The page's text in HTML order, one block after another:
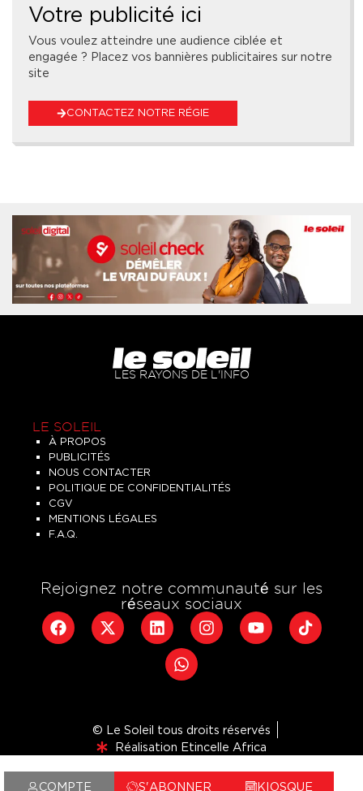
COMPTE S'ABONNER KIOSQUE
Votre publicité ici
Vous voulez atteindre une audience ciblée et
engagée ? Placez vos bannières publicitaires sur notre
site
CONTACTEZ NOTRE RÉGIE
LES RAYONS DE L'INFO
LE SOLEIL
À PROPOS
PUBLICITÉS
NOUS CONTACTER
POLITIQUE DE CONFIDENTIALITÉS
CGV
MENTIONS LÉGALES
F.A.Q.
Rejoignez notre communauté sur les
réseaux sociaux
© Le Soleil tous droits réservés
Réalisation Etincelle Africa